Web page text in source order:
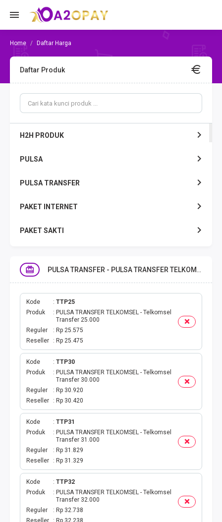
Daftar Harga
Daftar Produk
H2H PRODUK
PULSA
PULSA TRANSFER
PAKET INTERNET
PAKET SAKTI
EMONEY
PAKET SAKTI ALL OPT
TELEPON & SMS
PAKET SMS
AKTIVASI PAKET
VOUCHER DATA
VOUCHER TV
ISI ULANG GAME
TAG PLN
TAG PDAM
PULSA TRANSFER - PULSA TRANSFER TELKOMSEL
Kode
TTP25
Produk
PULSA TRANSFER TELKOMSEL - Telkomsel
Transfer 25.000
Reguler
Rp 25.575
Reseller
Rp 25.475
Kode
TTP30
Produk
PULSA TRANSFER TELKOMSEL - Telkomsel
Transfer 30.000
Reguler
Rp 30.920
Reseller
Rp 30.420
Kode
TTP31
Produk
PULSA TRANSFER TELKOMSEL - Telkomsel
Transfer 31.000
Reguler
Rp 31.829
Reseller
Rp 31.329
Kode
TTP32
Produk
PULSA TRANSFER TELKOMSEL - Telkomsel
Transfer 32.000
Reguler
Rp 32.738
Reseller
Rp 32.238